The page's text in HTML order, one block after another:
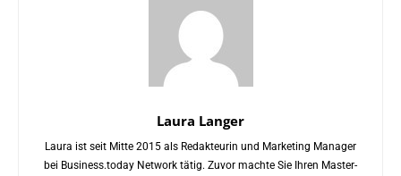
Laura Langer
Laura ist seit Mitte 2015 als Redakteurin und Marketing Manager
bei Business.today Network tätig. Zuvor machte Sie Ihren Master-